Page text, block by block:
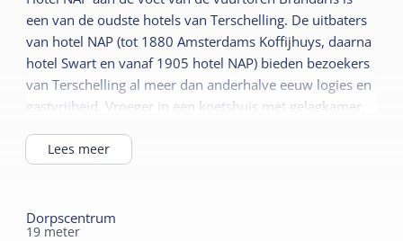
Naast het hotel (4m. maar met eigen ingang)
is het bijgebouw.
een van de oudste hotels van Terschelling. De uitbaters
van hotel NAP (tot 1880 Amsterdams Koffijhuys, daarna
hotel Swart en vanaf 1905 hotel NAP) bieden bezoekers
van Terschelling al meer dan anderhalve eeuw logies en
gastvrijheid. Vroeger in een koetshuis met gelagkamer,
comfort.
Brandaris in het hart van het dorp West Terschelling, 3
loopminuten vanaf de aankomst veerboot.
Lees meer
Dorpscentrum
19 meter